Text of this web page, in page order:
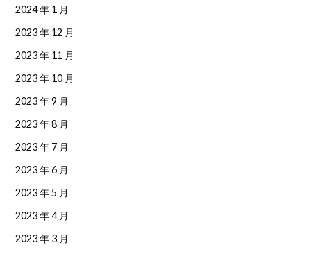
2024 年 1 月
2023 年 12 月
2023 年 11 月
2023 年 10 月
2023 年 9 月
2023 年 8 月
2023 年 7 月
2023 年 6 月
2023 年 5 月
2023 年 4 月
2023 年 3 月